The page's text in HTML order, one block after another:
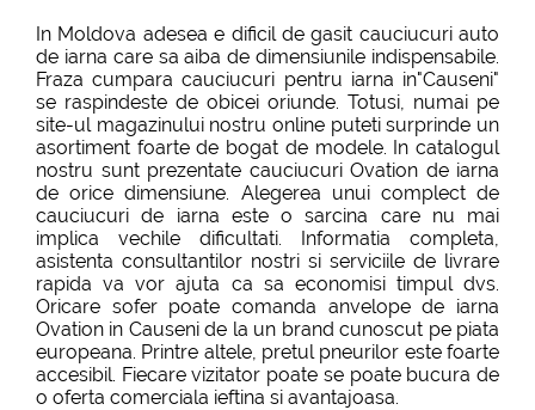
In Moldova adesea e dificil de gasit cauciucuri auto
de iarna care sa aiba de dimensiunile indispensabile.
Fraza cumpara cauciucuri pentru iarna in"Causeni"
se raspindeste de obicei oriunde. Totusi, numai pe
site-ul magazinului nostru online puteti surprinde un
asortiment foarte de bogat de modele. In catalogul
nostru sunt prezentate cauciucuri Ovation de iarna
de orice dimensiune. Alegerea unui complect de
cauciucuri de iarna este o sarcina care nu mai
implica vechile dificultati. Informatia completa,
asistenta consultantilor nostri si serviciile de livrare
rapida va vor ajuta ca sa economisi timpul dvs.
Oricare sofer poate comanda anvelope de iarna
Ovation in Causeni de la un brand cunoscut pe piata
europeana. Printre altele, pretul pneurilor este foarte
accesibil. Fiecare vizitator poate se poate bucura de
o oferta comerciala ieftina si avantajoasa.